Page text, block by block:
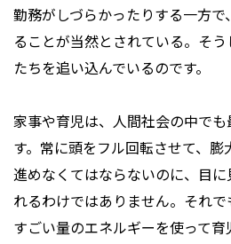
勤務がしづらかったりする一方
ることが当然とされている。そ
たちを追い込んでいるのです。
家事や育児は、人間社会の中で
す。常に頭をフル回転させて、
進めなくてはならないのに、目
れるわけではありません。それ
すごい量のエネルギーを使って育